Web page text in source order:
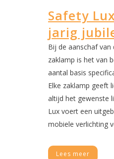
Safety
jarig
Bij de aanschaf van
zaklamp is het van
aantal basis
Elke zaklamp geeft
altijd het gewenste
Lux voert een
mobiele verlichting
Lees meer